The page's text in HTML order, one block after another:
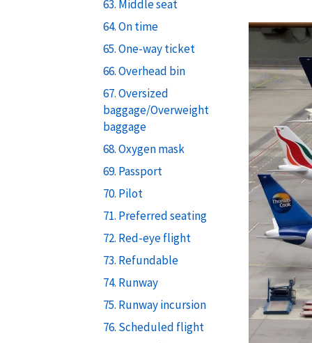
63. Middle seat
64. On time
65. One-way ticket
66. Overhead bin
67. Oversized
baggage/Overweight
baggage
68. Oxygen mask
69. Passport
70. Pilot
71. Preferred seating
72. Red-eye flight
73. Refundable
74. Runway
75. Runway incursion
76. Scheduled flight